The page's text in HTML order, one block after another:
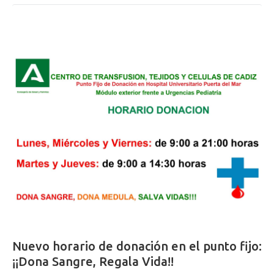
Nuevo horario de donación en el punto fijo:
¡¡Dona Sangre, Regala Vida!!